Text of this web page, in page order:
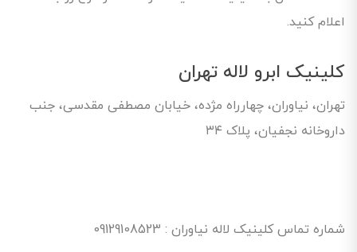
اعلام کنید.
کلینیک ابرو لاله تهران
تهران، نیاوران، چهارراه مژده، خیابان مصطفی مقدسی، جنب
داروخانه نجفیان، پلاک ۳۴
شماره تماس کلینیک لاله نیاوران : 09129108523